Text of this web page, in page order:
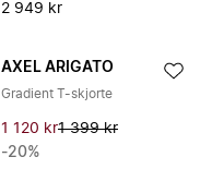
2 949 kr
AXEL ARIGATO
Gradient T-skjorte
1 120 kr1 399 kr
-20%